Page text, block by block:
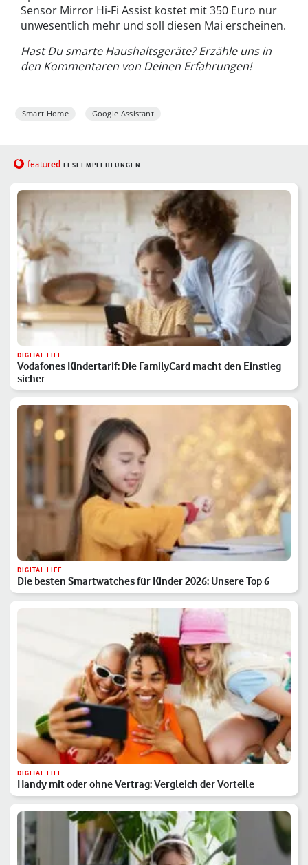
Sensor Mirror Hi-Fi Assist kostet mit 350 Euro nur
unwesentlich mehr und soll diesen Mai erscheinen.
Hast Du smarte Haushaltsgeräte? Erzähle uns in
den Kommentaren von Deinen Erfahrungen!
Smart-Home Google-Assistant
featured LESEEMPFEHLUNGEN
DIGITAL LIFE
Vodafones Kindertarif: Die FamilyCard macht den Einstieg
sicher
DIGITAL LIFE
Die besten Smartwatches für Kinder 2026: Unsere Top 6
DIGITAL LIFE
Handy mit oder ohne Vertrag: Vergleich der Vorteile